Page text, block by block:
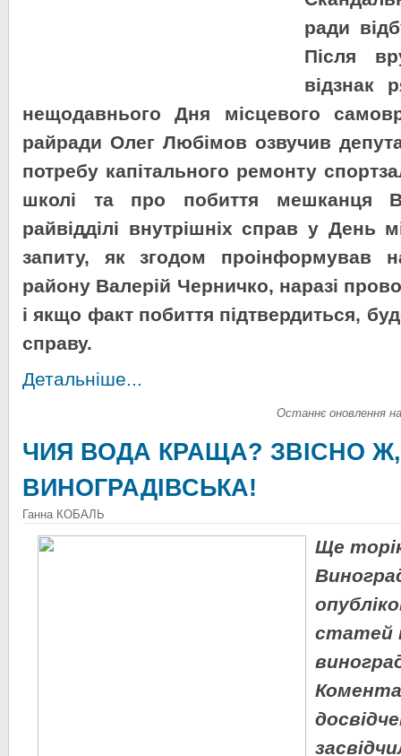
ради
Після
відзнак
нещодавнього Дня місцевого
райради Олег Любімов озвучив
потребу капітального ремонту
школі та про побиття мешканця
райвідділі внутрішніх справ у День
запиту, як згодом проінформував
району Валерій Черничко, наразі
і якщо факт побиття підтвердиться,
справу.
Детальніше...
Останнє оновлення
ЧИЯ ВОДА КРАЩА? ЗВІСНО Ж,
ВИНОГРАДІВСЬКА!
Ганна КОБАЛЬ
Ще
статей